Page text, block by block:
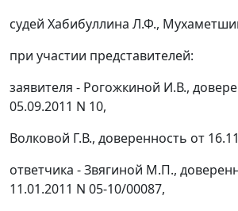
судей Хабибуллина Л.Ф.,
при участии представителей:
заявителя - Рогожкиной И.В.,
05.09.2011 N 10,
Волковой Г.В., доверенность от
ответчика - Звягиной М.П.,
11.01.2011 N 05-10/00087,